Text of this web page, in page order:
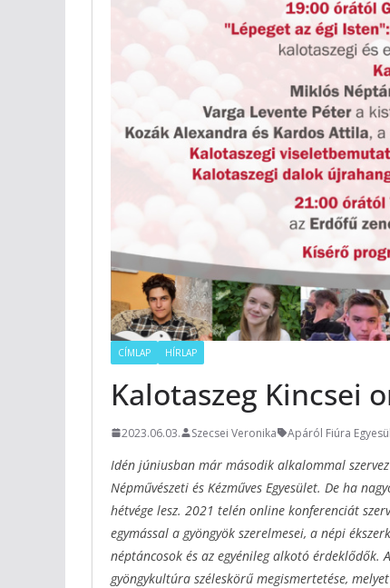
CÍMLAP HÍRLAP
Kalotaszeg Kincsei
2023.06.03. Szecsei Veronika Apáról Fiúra
Idén júniusban már második alkalommal
Népművészeti és Kézműves Egyesület. De ha
hétvége lesz. 2021 telén online konferenciát
egymással a gyöngyök szerelmesei, a népi
néptáncosok és az egyénileg alkotó érdeklődők.
gyöngykultúra széleskörű megismertetése,